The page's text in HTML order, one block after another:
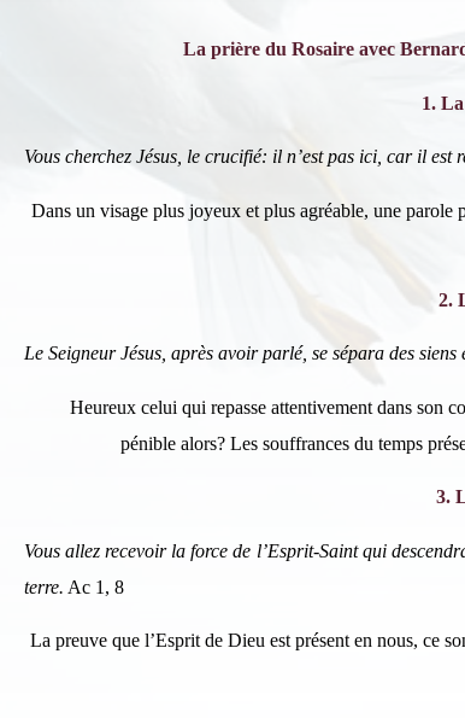
La prière du Rosaire avec
1.
Vous cherchez Jésus, le crucifié: il n’est pas ici, car il est
Dans un visage plus joyeux et plus agréable, une parole
2.
Le Seigneur Jésus, après avoir parlé, se sépara des
Heureux celui qui repasse attentivement dans son
pénible alors? Les souffrances du temps
3.
Vous allez recevoir la force de l’Esprit-Saint qui
terre. Ac 1, 8
La preuve que l’Esprit de Dieu est présent en nous, ce